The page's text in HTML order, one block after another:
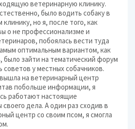
ветеринарную клинику.
было водить собаку в
но я, после того, как
о не профессионализме и
побоялась вести туда
оптимальным вариантом, как
было зайти на тематический форум
советов у местных собачников.
на ветеринарный центр
побольше информации, я
работают настоящие
дела. А один раз сходив в
центр со своим псом, я смогла